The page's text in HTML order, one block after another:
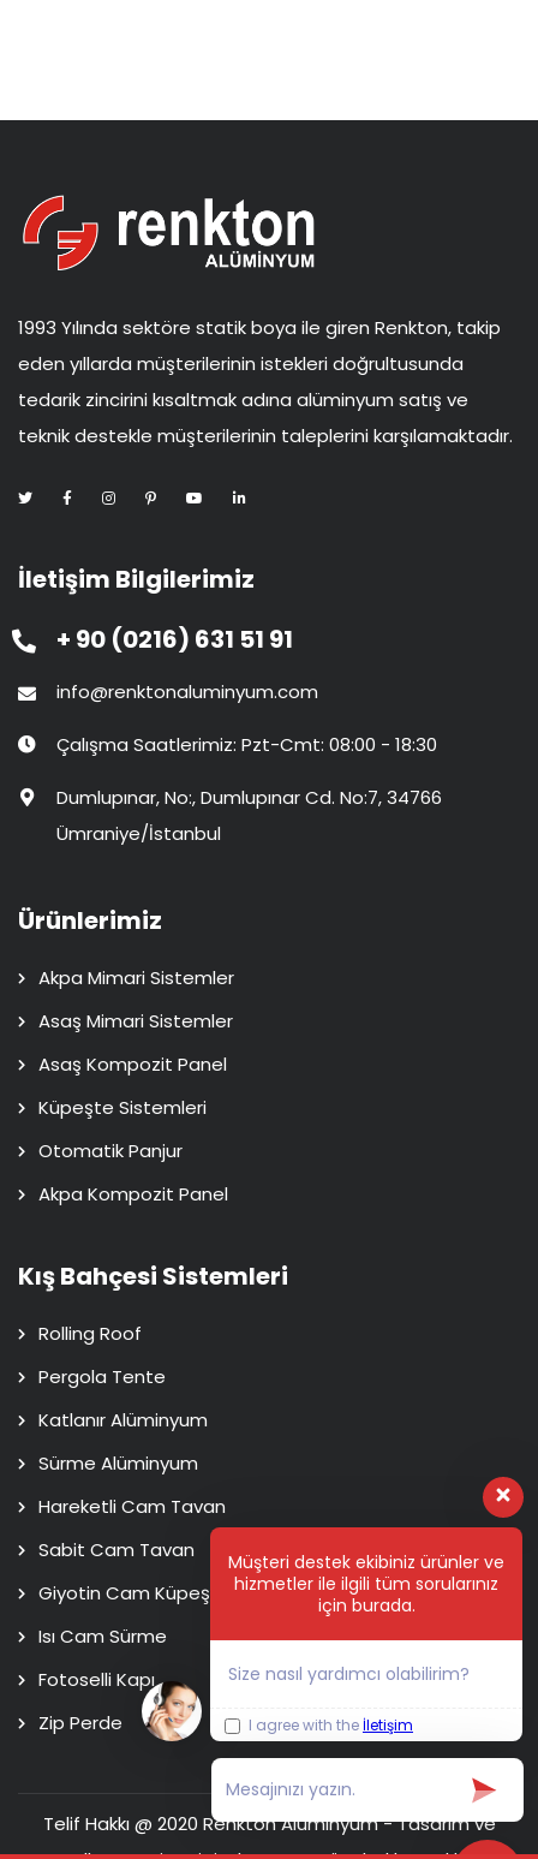
1993 Yılında sektöre statik boya ile giren Renkton, takip
eden yıllarda müşterilerinin istekleri doğrultusunda
tedarik zincirini kısaltmak adına alüminyum satış ve
teknik destekle müşterilerinin taleplerini karşılamaktadır.
İletişim Bilgilerimiz
+ 90 (0216) 631 51 91
info@renktonaluminyum.com
Çalışma Saatlerimiz: Pzt-Cmt: 08:00 - 18:30
Dumlupınar, No:, Dumlupınar Cd. No:7, 34766
Ümraniye/İstanbul
Ürünlerimiz
Akpa Mimari Sistemler
Asaş Mimari Sistemler
Asaş Kompozit Panel
Küpeşte Sistemleri
Otomatik Panjur
Akpa Kompozit Panel
Kış Bahçesi Sistemleri
Rolling Roof
Pergola Tente
Katlanır Alüminyum
Sürme Alüminyum
Hareketli Cam Tavan
Sabit Cam Tavan
Giyotin Cam Küpeşte
Isı Cam Sürme
Fotoselli Kapı
Zip Perde
Telif Hakkı @ 2020 Renkton Alüminyum - Tasarım ve
Müşteri destek ekibiniz ürünler ve
hizmetler ile ilgili tüm sorularınız
için burada.
Size nasıl yardımcı olabilirim?
I agree with the İletişim